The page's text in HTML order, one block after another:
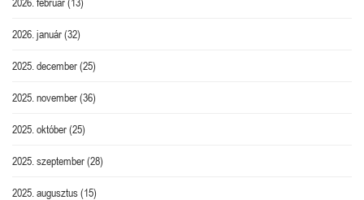
2026. január(32)
2025. december(25)
2025. november(36)
2025. október(25)
2025. szeptember(28)
2025. augusztus(15)